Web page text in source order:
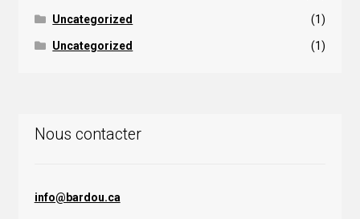
Uncategorized (1)
Uncategorized (1)
Nous contacter
info@bardou.ca